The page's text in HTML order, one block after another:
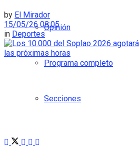
Opinión
Programa completo
Secciones
by El Mirador
15/05/26 08:05
in Deportes